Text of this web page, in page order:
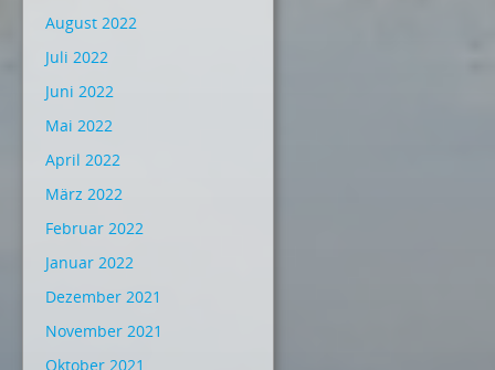
August 2022
Juli 2022
Juni 2022
Mai 2022
April 2022
März 2022
Februar 2022
Januar 2022
Dezember 2021
November 2021
Oktober 2021